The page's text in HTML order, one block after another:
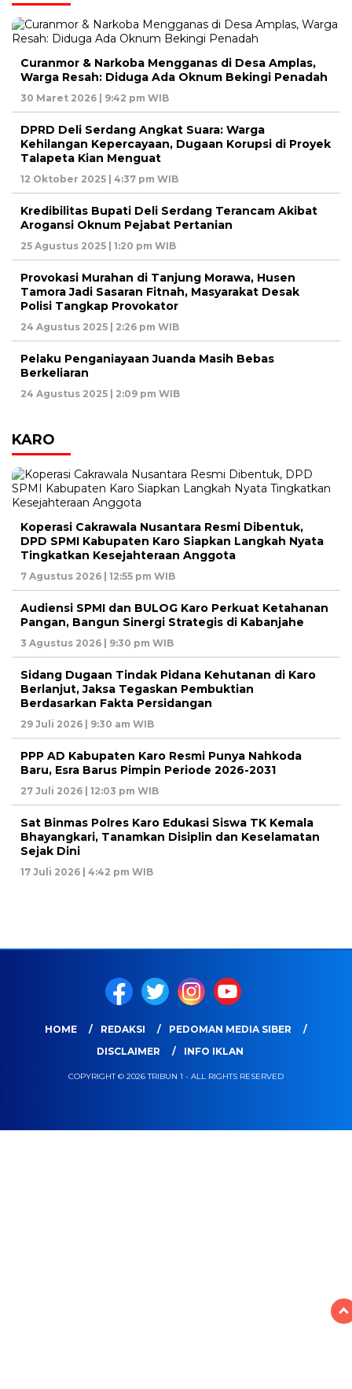
Curanmor & Narkoba Mengganas di Desa Amplas,
Warga Resah: Diduga Ada Oknum Bekingi Penadah
30 Maret 2026 | 9:42 pm WIB
DPRD Deli Serdang Angkat Suara: Warga
Kehilangan Kepercayaan, Dugaan Korupsi di Proyek
Talapeta Kian Menguat
12 Oktober 2025 | 4:37 pm WIB
Kredibilitas Bupati Deli Serdang Terancam Akibat
Arogansi Oknum Pejabat Pertanian
25 Agustus 2025 | 1:20 pm WIB
Provokasi Murahan di Tanjung Morawa, Husen
Tamora Jadi Sasaran Fitnah, Masyarakat Desak
Polisi Tangkap Provokator
24 Agustus 2025 | 2:26 pm WIB
Pelaku Penganiayaan Juanda Masih Bebas
Berkeliaran
24 Agustus 2025 | 2:09 pm WIB
KARO
Koperasi Cakrawala Nusantara Resmi Dibentuk,
DPD SPMI Kabupaten Karo Siapkan Langkah Nyata
Tingkatkan Kesejahteraan Anggota
7 Agustus 2026 | 12:55 pm WIB
Audiensi SPMI dan BULOG Karo Perkuat Ketahanan
Pangan, Bangun Sinergi Strategis di Kabanjahe
3 Agustus 2026 | 9:30 pm WIB
Sidang Dugaan Tindak Pidana Kehutanan di Karo
Berlanjut, Jaksa Tegaskan Pembuktian
Berdasarkan Fakta Persidangan
29 Juli 2026 | 9:30 am WIB
PPP AD Kabupaten Karo Resmi Punya Nahkoda
Baru, Esra Barus Pimpin Periode 2026-2031
27 Juli 2026 | 12:03 pm WIB
Sat Binmas Polres Karo Edukasi Siswa TK Kemala
Bhayangkari, Tanamkan Disiplin dan Keselamatan
Sejak Dini
17 Juli 2026 | 4:42 pm WIB
HOME REDAKSI
PEDOMAN MEDIA SIBER
DISCLAIMER
INFO IKLAN
COPYRIGHT © 2026 TRIBUN 1 - ALL RIGHTS RESERVED